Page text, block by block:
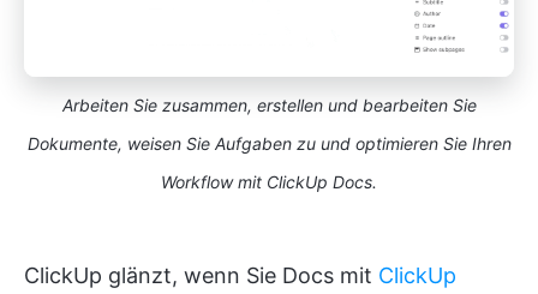
Arbeiten Sie zusammen, erstellen und bearbeiten Sie
Dokumente, weisen Sie Aufgaben zu und optimieren Sie Ihren
Workflow mit ClickUp Docs.
ClickUp glänzt, wenn Sie Docs mit ClickUp